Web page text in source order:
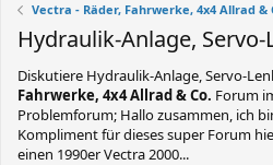
Vectra - Räder, Fahrwerke, 4x4 Allrad &
Hydraulik-Anlage,
Diskutiere Hydraulik-Anlage, Servo-
Fahrwerke, 4x4 Allrad & Co. Forum
Problemforum; Hallo zusammen, ich
Kompliment für dieses super Forum
einen 1990er Vectra 2000...